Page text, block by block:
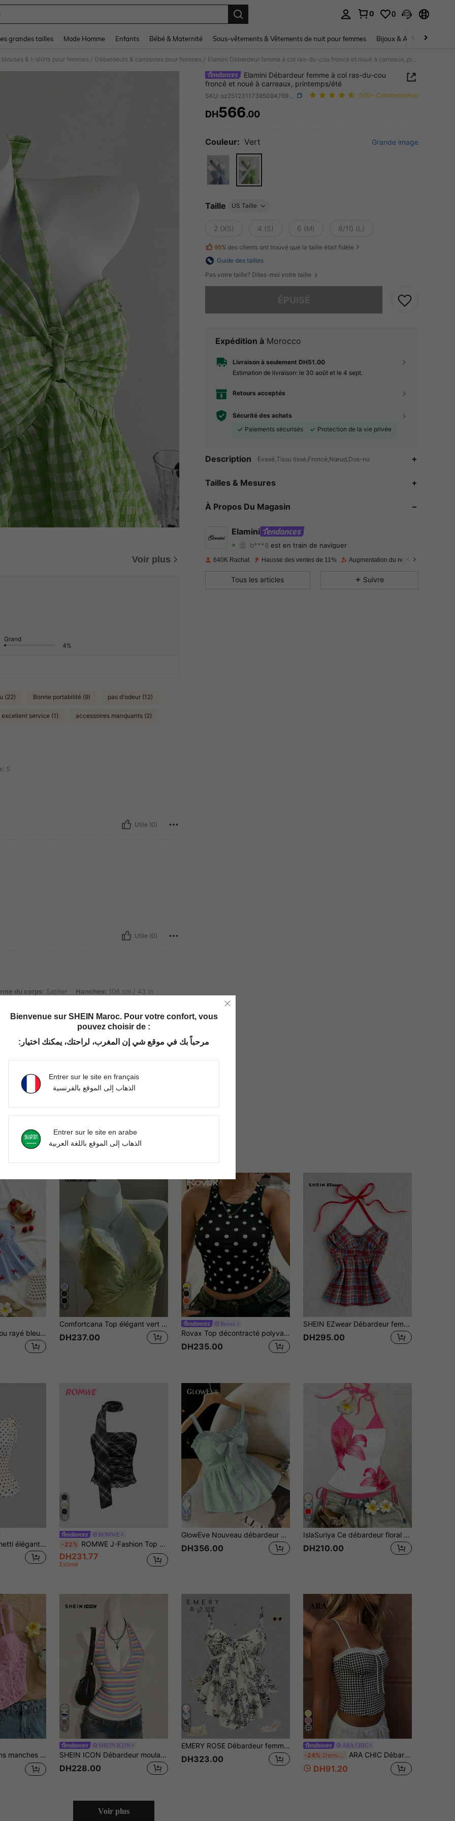
0 0
grandes tailles Mode Homme Enfants Bébé & Maternité Sous-vêtements & Vêtements de nuit pour femmes Bijoux & Accessoires pour
blouses & t-shirts pour femmes / Débardeurs & camisoles pour femmes / Elamini Débardeur femme à col ras-du-cou froncé et noué à carreaux, printemps/été
Voir plus
Grand
4%
(22) Bonne portabilité (9) pas d'odeur (12)
excellent service (1) accessoires manquants (2)
S
Utile (0)
Utile (0)
Sablier, Hanches: 108 cm / 43 in, Taille: 80 cm / 31 in, Couleur: Vert, Taille: L
du corps: Sablier Hanches: 108 cm / 43 in
la photo Très belle qualité de matière. je
Elamini Débardeur femme à col ras-du-cou
froncé et noué à carreaux, printemps/été
(500+ Commentaires)
PRICE AND AVAILABILITY
DH566.00
Couleur: Vert Grande image
Taille US Taille
2 (XS) 4 (S) 6 (M) 8/10 (L)
95% des clients ont trouvé que la taille était fidèle
Guide des tailles
Pas votre taille? Dites-moi votre taille
Expédition à Morocco
Livraison à seulement DH51.00
Estimation de livraison: le 30 août et le 4 sept.
Retours acceptés
Sécurité des achats
Paiements sécurisés
Protection de la vie privée
Description Évasé,Tissu tissé,Froncé,Nœud,Dos-nu
Tailles & Mesures
À Propos Du Magasin
Elamini
b***8est en train de naviguer
4.81 Evaluation 2.3KArticles 1.1M
640K Rachat Hausse des ventes de 11% Augmentation du nombre d'abonnés :
Tous les articles Suivre
Soleia Top à col licou rayé bleu et blanc mignon pour femmes, été, vacances, plage, tenue de remise des diplômes et festival
7
Comfortcana Top élégant vert citron pour femmes avec col licou et patchwork en dentelle, style Y2K 2000s polyvalent et à la mode pour l'été, idéal pour les rendez-vous, les fêtes, les vacances à la plage & la remise des diplômes
DH237.00
22
Rovax
Rovax Top décontracté polyvalent à pois pour femmes pour sorties quotidiennes
DH235.00
SHEIN EZwear Débardeur femme style American Hot Girl rétro à carreaux rouges avec bandes de sangle de la même couleur, ornementation sur le devant, coupe slim flatteuse, ludique, à la mode, minimaliste et sexy pour l'été
DH295.00
Sweetra Top spaghetti élégant à pois avec nœud sur les épaules et cordon de serrage à la taille. Coupe ajustée pour un style décontracté et polyvalent. Convient pour le printemps et l'été.
19
ROMWE
-22% ROMWE J-Fashion Top bandeau à carreaux à la mode pour femme, été
DH231.77
Estimé
4
GlowEve Nouveau débardeur décontracté pour femmes, printemps/été. Design mode avec bretelles nouées, accent nœud, rayures bleues et blanches, cintrage à la taille, sexy et flatteur, polyvalent pour le port quotidien et les sorties
DH356.00
19
IslaSuriya Ce débardeur floral rouge 2 en 1 pour femmes est sexy et plein de style Y2K, convenant pour des occasions telles que les îles, les plages, les vacances, les festivals de musique et les fêtes.
DH210.00
printemps, Pâques, festival de musique, bohème élégant, tropical, romantique, mariage, fête pour le printemps/l'été
4
SHEIN ICON
SHEIN ICON Débardeur moulant à col V profond rayé arc-en-ciel
DH228.00
22
EMERY ROSE Débardeur femme à taille resserrée avec imprimé texturé, élégant pour les vacances, les trajets et le port quotidien
DH323.00
ARA CHIC
-24% Dernières 10 heures ARA CHIC Débardeur camisole ajusté pour femmes à carreaux noir et blanc avec bordure en dentelle, nœud papillon et croisement - Style décontracté pour vacances à la campagne en été
DH91.20
Voir plus
Bienvenue sur SHEIN Maroc. Pour votre confort, vous
pouvez choisir de :
مرحباً بك في موقع شي إن المغرب، لراحتك، يمكنك اختيار:
Entrer sur le site en français
الذهاب إلى الموقع بالفرنسية
Entrer sur le site en arabe
الذهاب إلى الموقع باللغة العربية